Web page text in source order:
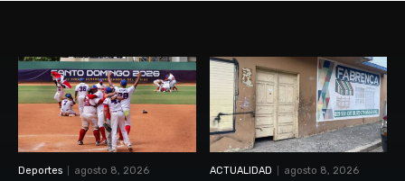
Deportes agosto 8, 2026 ACTUALIDAD agosto 8, 2026